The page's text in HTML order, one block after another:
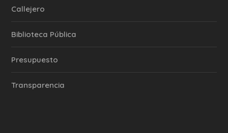
Callejero
Biblioteca Pública
Presupuesto
Transparencia